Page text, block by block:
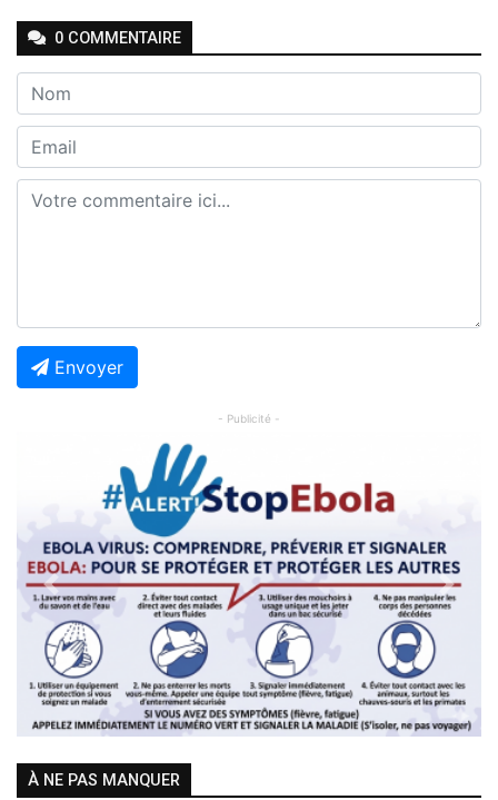
0 COMMENTAIRE
Envoyer
- Publicité -
Previous Next
À NE PAS MANQUER